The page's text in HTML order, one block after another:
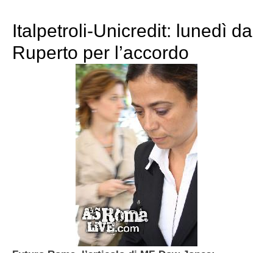
Italpetroli-Unicredit: lunedì da
Ruperto per l’accordo